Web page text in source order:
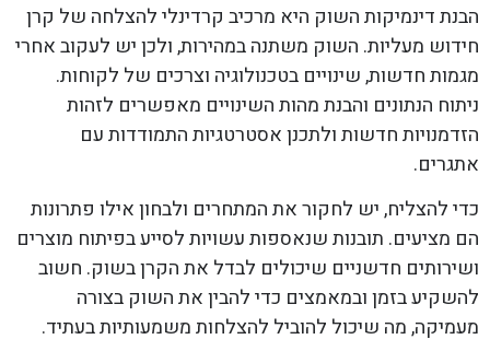
הבנת דינמיקות השוק היא מרכיב קרדינלי להצלחה של קרן
חידוש מעליות. השוק משתנה במהירות, ולכן יש לעקוב אחרי
מגמות חדשות, שינויים בטכנולוגיה וצרכים של לקוחות.
ניתוח הנתונים והבנת מהות השינויים מאפשרים לזהות
הזדמנויות חדשות ולתכנן אסטרטגיות התמודדות עם
אתגרים.
כדי להצליח, יש לחקור את המתחרים ולבחון אילו פתרונות
הם מציעים. תובנות שנאספות עשויות לסייע בפיתוח מוצרים
ושירותים חדשניים שיכולים לבדל את הקרן בשוק. חשוב
להשקיע בזמן ובמאמצים כדי להבין את השוק בצורה
מעמיקה, מה שיכול להוביל להצלחות משמעותיות בעתיד.